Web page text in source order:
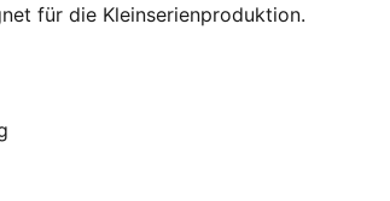
für die Kleinserienproduktion.